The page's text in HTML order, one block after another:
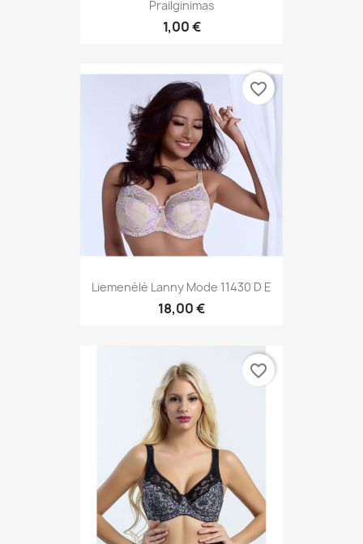
Prailginimas
1,00 €
Liemenėlė Lanny Mode 11430 D E
18,00 €
favorite_border
favorite_border